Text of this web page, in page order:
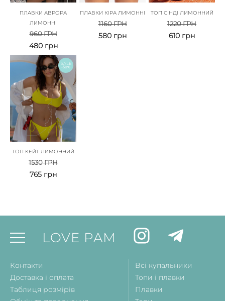
ПЛАВКИ АВРОРА
ЛИМОННІ
960ГРН
480 грн
ПЛАВКИ КІРА ЛИМОННІ
1160ГРН
580 грн
ТОП СІНДІ ЛИМОННИЙ
1220ГРН
610 грн
SALE
-50%
ТОП КЕЙТ ЛИМОННИЙ
1530ГРН
765 грн
LOVE PAM
Контакти
Доставка і оплата
Таблиця розмірів
Всі купальники
Топи і плавки
Плавки